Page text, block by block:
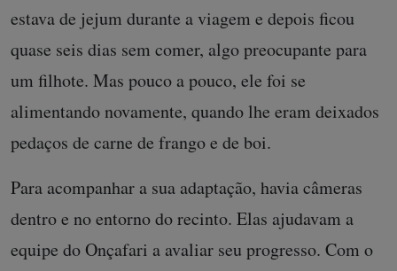
estava de jejum durante a viagem e depois ficou
quase seis dias sem comer, algo preocupante para
um filhote. Mas pouco a pouco, ele foi se
alimentando novamente, quando lhe eram deixados
pedaços de carne de frango e de boi.
Para acompanhar a sua adaptação, havia câmeras
dentro e no entorno do recinto. Elas ajudavam a
equipe do Onçafari a avaliar seu progresso. Com o